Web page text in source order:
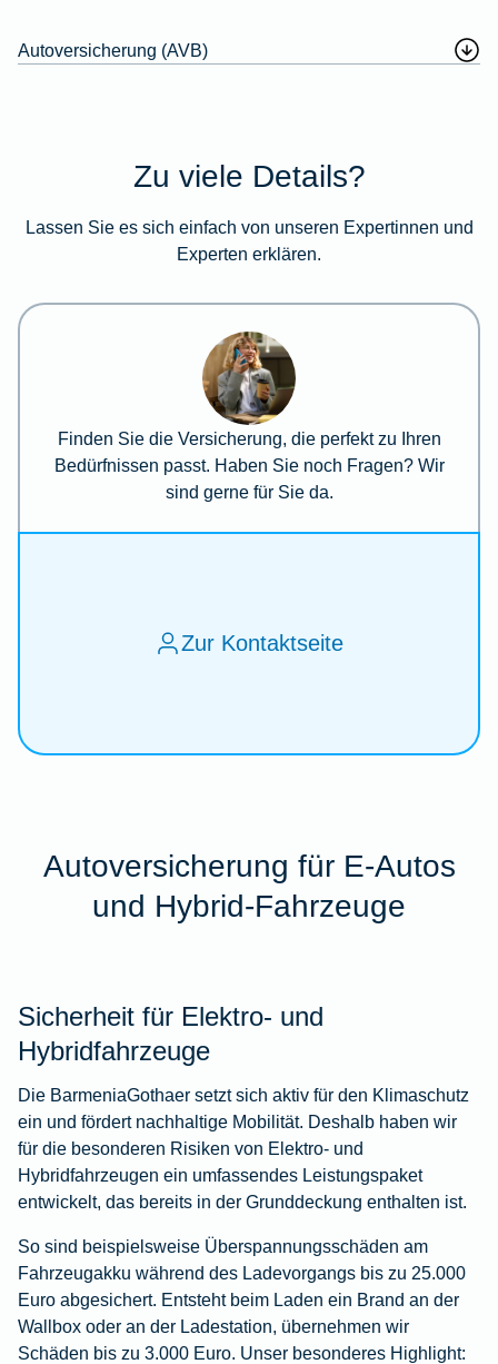
Autoversicherung (AVB)
Zu viele Details?
Lassen Sie es sich einfach von unseren Expertinnen und
Experten erklären.
Finden Sie die Versicherung, die perfekt zu Ihren
Bedürfnissen passt. Haben Sie noch Fragen? Wir
sind gerne für Sie da.
Zur Kontaktseite
Autoversicherung für E-Autos
und Hybrid-Fahrzeuge
Sicherheit für Elektro- und
Hybridfahrzeuge
Die BarmeniaGothaer setzt sich aktiv für den Klimaschutz
ein und fördert nachhaltige Mobilität. Deshalb haben wir
für die besonderen Risiken von Elektro- und
Hybridfahrzeugen ein umfassendes Leistungspaket
entwickelt, das bereits in der Grunddeckung enthalten ist.
So sind beispielsweise Überspannungsschäden am
Fahrzeugakku während des Ladevorgangs bis zu 25.000
Euro abgesichert. Entsteht beim Laden ein Brand an der
Wallbox oder an der Ladestation, übernehmen wir
Schäden bis zu 3.000 Euro. Unser besonderes Highlight: